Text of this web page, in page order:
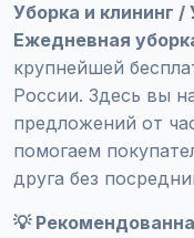
Уборка и клининг
Ежедневная
крупнейшей
России. Здесь вы
предложений от
помогаем
друга без
💡